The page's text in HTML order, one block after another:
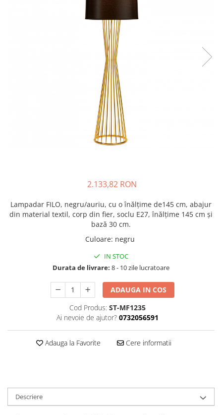
2.133,82 RON
Lampadar FILO, negru/auriu, cu o înălțime de145 cm, abajur
din material textil, corp din fier, soclu E27, înălțime 145 cm și
bază 30 cm.
Culoare: negru
IN STOC
Durata de livrare: 8 - 10 zile lucratoare
ADAUGA IN COS
Cod Produs: ST-MF1235
Ai nevoie de ajutor? 0732056591
Adauga la Favorite Cere informatii
Descriere